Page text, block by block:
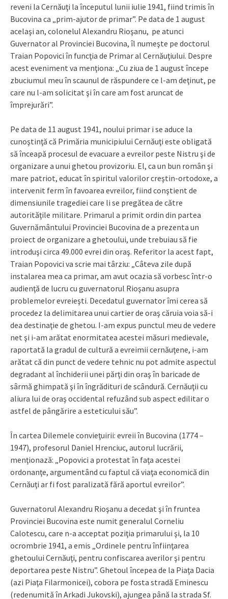
reveni la Cernăuţi la începutul lunii iulie 1941, fiind trimis în
Bucovina ca „prim-ajutor de primar”. Pe data de 1 august
acelaşi an, colonelul Alexandru Rioşanu, pe atunci
Guvernator al Provinciei Bucovina, îl numeşte pe doctorul
Traian Popovici în funcţia de Primar al Cernăuţiului. Despre
acest eveniment va menţiona: „Cu ziua de 1 august începe
zbuciumul meu în scaunul de răspundere ce l-am deţinut, pe
care nu l-am solicitat şi în care am fost aruncat de
împrejurări”.
Pe data de 11 august 1941, noului primar i se aduce la
cunoştinţă că Primăria municipiului Cernăuţi este obligată
să înceapă procesul de evacuare a evreilor peste Nistru şi de
organizare a unui ghetou provizoriu. El, ca un bun român şi
mare patriot, educat în spiritul valorilor creştin-ortodoxe, a
intervenit ferm în favoarea evreilor, fiind conştient de
dimensiunile tragediei care li se pregătea de către
autorităţile militare. Primarul a primit ordin din partea
Guvernământului Provinciei Bucovina de a prezenta un
proiect de organizare a ghetoului, unde trebuiau să fie
introduşi circa 49.000 evrei din oraş. Referitor la acest fapt,
Traian Popovici va scrie mai târziu: „Câteva zile după
instalarea mea ca primar, am avut ocazia să vorbesc într-o
audienţă de lucru cu guvernatorul Rioşanu asupra
problemelor evreieşti. Decedatul guvernator îmi cerea să
procedez la delimitarea unui cartier de oraş căruia voia să-i
dea destinaţie de ghetou. I-am expus punctul meu de vedere
net şi i-am arătat enormitatea acestei măsuri medievale,
raportată la gradul de cultură a evreimii cernăuţene, i-am
arătat că din punct de vedere tehnic nu pot admite aspectul
degradant al închiderii unei părţi din oraş în baricade de
sârmă ghimpată şi în îngrădituri de scândură. Cernăuţii cu
aliura lui de oraş occidental refuzând sub aspect edilitar o
astfel de pângărire a esteticului său”.
În cartea Dilemele convieţuirii: evreii în Bucovina (1774 –
1947), profesorul Daniel Hrenciuc, autorul lucrării,
menţionază: „Popovici a protestat în faţa acestei
ordonanţe, argumentând cu faptul că viaţa economică din
Cernăuţi ar fi fost paralizată fără aportul evreilor”.
Guvernatorul Alexandru Rioşanu a decedat şi în fruntea
Provinciei Bucovina este numit generalul Corneliu
Calotescu, care n-a acceptat poziţia primarului şi, la 10
ocrombrie 1941, a emis „Ordinele pentru înfiinţarea
ghetoului Cernăuţi, pentru confiscarea averilor şi pentru
deportarea peste Nistru”. Ghetoul începea de la Piaţa Dacia
(azi Piaţa Filarmonicei), cobora pe fosta stradă Eminescu
(redenumită în Arkadi Jukovski), ajungea până la strada Sf.